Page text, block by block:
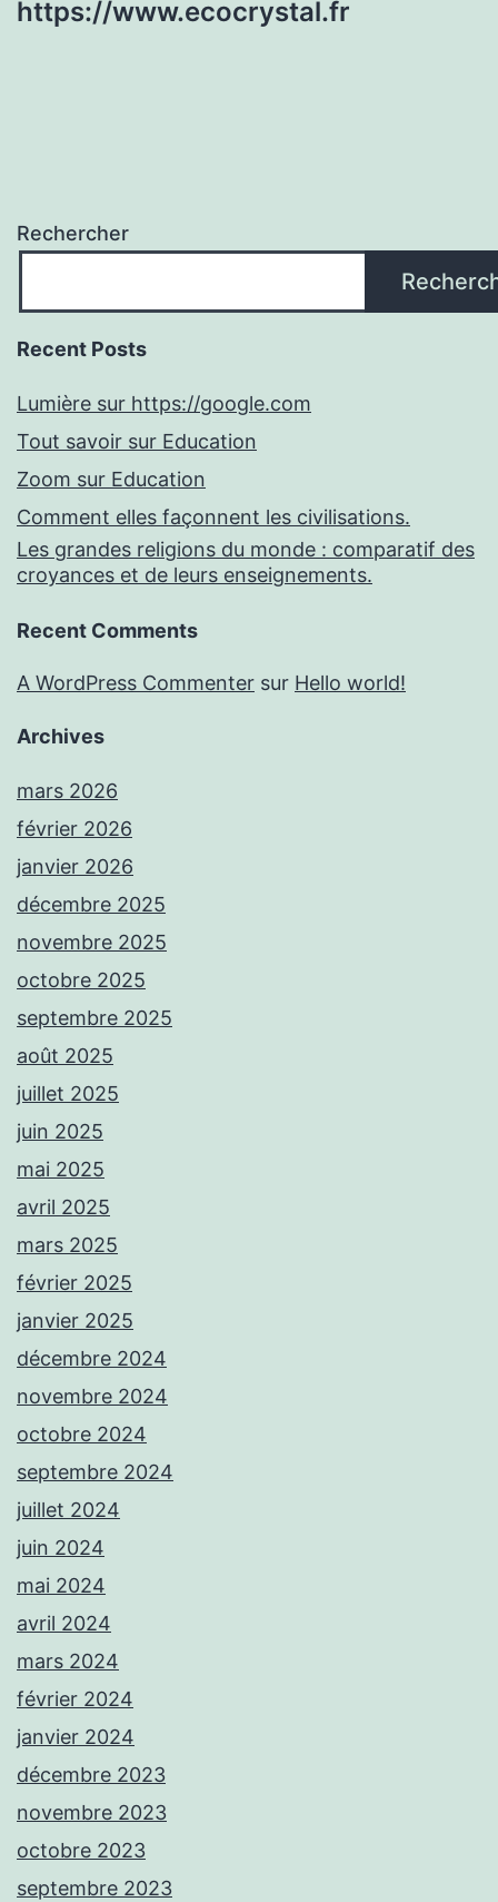
https://www.ecocrystal.fr
Rechercher
Recent Posts
Lumière sur https://google.com
Tout savoir sur Education
Zoom sur Education
Comment elles façonnent les civilisations.
Les grandes religions du monde : comparatif des
croyances et de leurs enseignements.
Recent Comments
A WordPress Commenter sur Hello world!
Archives
mars 2026
février 2026
janvier 2026
décembre 2025
novembre 2025
octobre 2025
septembre 2025
août 2025
juillet 2025
juin 2025
mai 2025
avril 2025
mars 2025
février 2025
janvier 2025
décembre 2024
novembre 2024
octobre 2024
septembre 2024
juillet 2024
juin 2024
mai 2024
avril 2024
mars 2024
février 2024
janvier 2024
décembre 2023
novembre 2023
octobre 2023
septembre 2023